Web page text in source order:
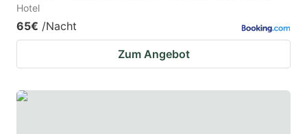
Hotel
65€ /Nacht
Zum Angebot